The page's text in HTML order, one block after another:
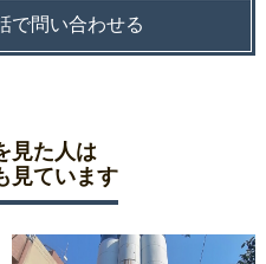
で問い合わせる
見た人は
見ています